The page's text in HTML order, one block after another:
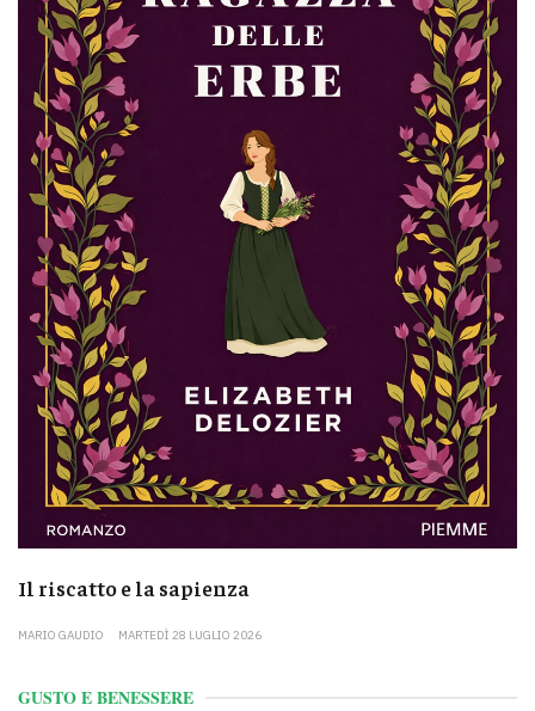
Il riscatto e la sapienza
MARIO GAUDIO MARTEDÌ 28 LUGLIO 2026
GUSTO E BENESSERE